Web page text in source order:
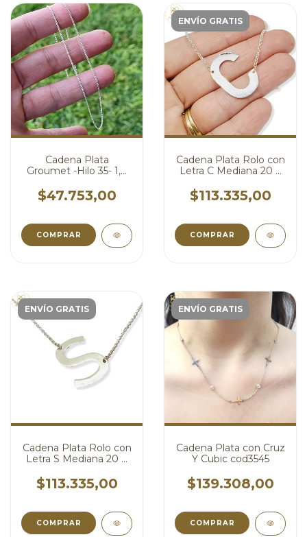
Cadena Plata
Groumet -Hilo 35- 1,7
$47.753,00
COMPRAR
ENVÍO GRATIS
Cadena Plata Rolo con
Letra C Mediana 20 X
$113.335,00
COMPRAR
ENVÍO GRATIS
Cadena Plata Rolo con
Letra S Mediana 20 X
$113.335,00
COMPRAR
ENVÍO GRATIS
Cadena Plata con Cruz
Y Cubic cod3545
$139.308,00
COMPRAR